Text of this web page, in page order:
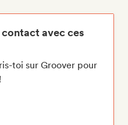
contact avec ces
toi sur Groover pour